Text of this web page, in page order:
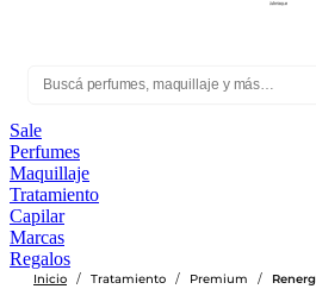
Sale
Perfumes
Maquillaje
Tratamiento
Capilar
Marcas
Regalos
Inicio / Tratamiento / Premium /